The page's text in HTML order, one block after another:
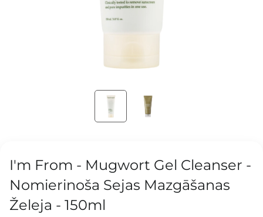
I'm From - Mugwort Gel Cleanser -
Nomierinoša Sejas Mazgāšanas
Želeja - 150ml